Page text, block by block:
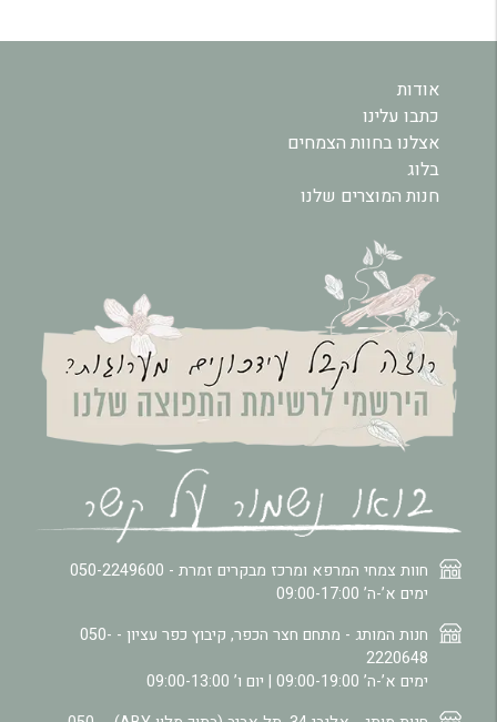
חוות צמחי המרפא ומרכז מבקרים זמרת - 050-2249600
ימים א’-ה’ 09:00-17:00
חנות המותג - מתחם חצר הכפר, קיבוץ כפר עציון - 050-
2220648
ימים א’-ה’ 09:00-19:00 | יום ו’ 09:00-13:00
אודות
כתבו עלינו
אצלנו בחוות הצמחים
בלוג
חנות המוצרים שלנו